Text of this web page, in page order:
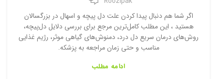
اگر شما هم دنبال پیدا کردن علت دل پیچه و اسهال در بزرگسالان
هستید ، این مطلب کامل‌ترین مرجع برای بررسی دلایل دل‌پیچه،
روش‌های درمان سریع دل درد، دمنوش‌های گیاهی موثر، رژیم غذایی
مناسب و حتی زمان مراجعه به پزشکه.
ادامه مطلب